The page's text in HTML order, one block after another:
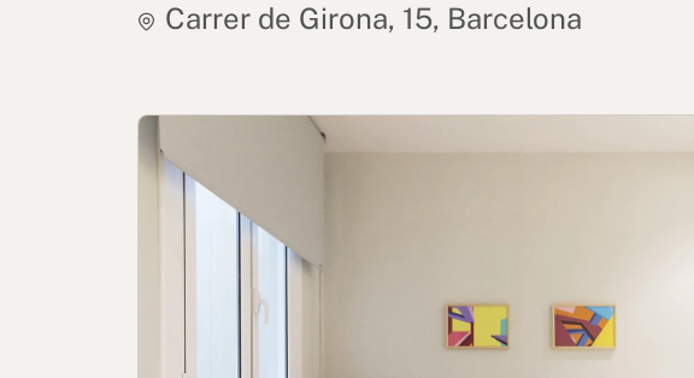
Carrer de Girona, 15, Barcelona